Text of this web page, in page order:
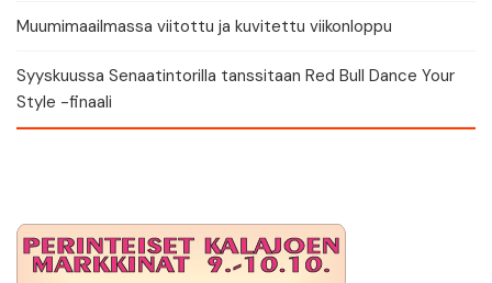
Muumimaailmassa viitottu ja kuvitettu viikonloppu
Syyskuussa Senaatintorilla tanssitaan Red Bull Dance Your
Style -finaali